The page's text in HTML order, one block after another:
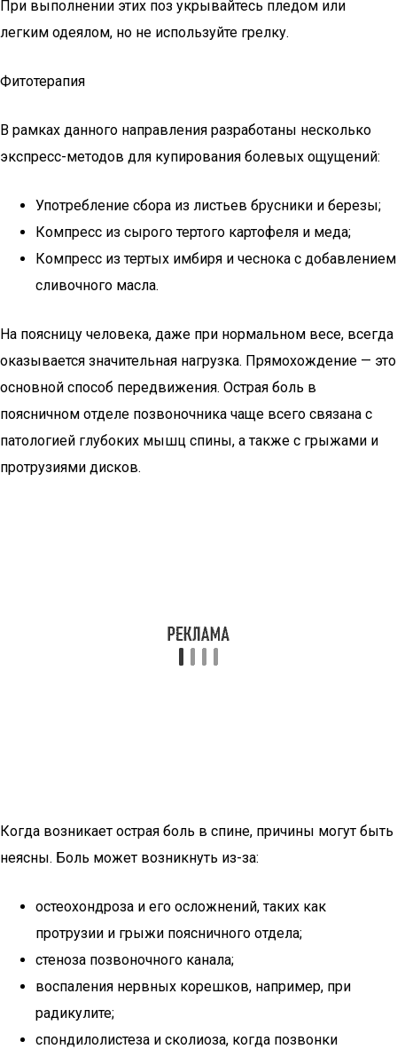
При выполнении этих поз укрывайтесь пледом или
легким одеялом, но не используйте грелку.
Фитотерапия
В рамках данного направления разработаны несколько
экспресс-методов для купирования болевых ощущений:
Употребление сбора из листьев брусники и березы;
Компресс из сырого тертого картофеля и меда;
Компресс из тертых имбиря и чеснока с добавлением
сливочного масла.
На поясницу человека, даже при нормальном весе, всегда
оказывается значительная нагрузка. Прямохождение — это
основной способ передвижения. Острая боль в
поясничном отделе позвоночника чаще всего связана с
патологией глубоких мышц спины, а также с грыжами и
протрузиями дисков.
Когда возникает острая боль в спине, причины могут быть
неясны. Боль может возникнуть из-за:
остеохондроза и его осложнений, таких как
протрузии и грыжи поясничного отдела;
стеноза позвоночного канала;
воспаления нервных корешков, например, при
радикулите;
спондилолистеза и сколиоза, когда позвонки